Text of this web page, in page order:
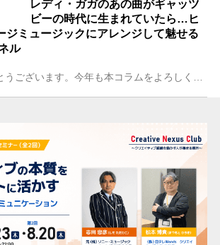
レディ・ガガのあの曲がギャッツ
ビーの時代に生まれていたら…ヒ
ジミュージックにアレンジして魅せる
ル